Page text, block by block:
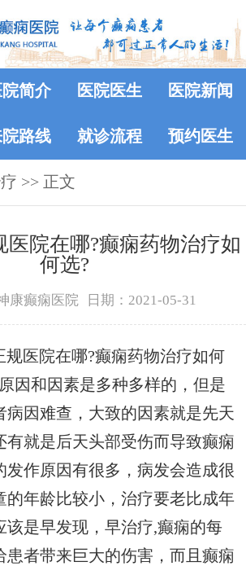
院简介 医院医生 医院新闻
路线 就诊流程 预约医生
>> 正文
医院在哪?癫痫药物治疗如
何选?
康癫痫医院 日期：2021-05-31
规医院在哪?癫痫药物治疗如何
因和因素是多种多样的，但是
病因难查，大致的因素就是先天
有就是后天头部受伤而导致癫痫
发作原因有很多，病发会造成很
的年龄比较小，治疗要老比成年
该是早发现，早治疗,癫痫的每
患者带来巨大的伤害，而且癫痫